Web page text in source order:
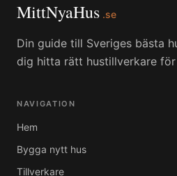
MittNyaHus .se
Din guide till Sveriges bästa
dig hitta rätt hustillverkare
NAVIGATION
Hem
Bygga nytt hus
Tillverkare